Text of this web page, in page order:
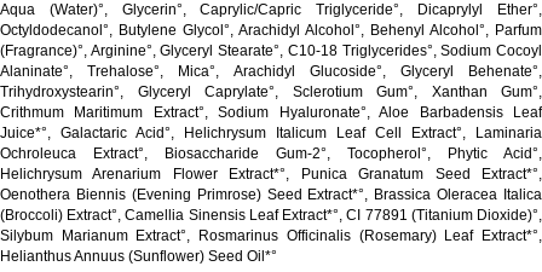
Aqua (Water)°, Glycerin°, Caprylic/Capric Triglyceride°, Dicaprylyl Ether°,
Octyldodecanol°, Butylene Glycol°, Arachidyl Alcohol°, Behenyl Alcohol°, Parfum
(Fragrance)°, Arginine°, Glyceryl Stearate°, C10-18 Triglycerides°, Sodium Cocoyl
Alaninate°, Trehalose°, Mica°, Arachidyl Glucoside°, Glyceryl Behenate°,
Trihydroxystearin°, Glyceryl Caprylate°, Sclerotium Gum°, Xanthan Gum°,
Crithmum Maritimum Extract°, Sodium Hyaluronate°, Aloe Barbadensis Leaf
Juice*°, Galactaric Acid°, Helichrysum Italicum Leaf Cell Extract°, Laminaria
Ochroleuca Extract°, Biosaccharide Gum-2°, Tocopherol°, Phytic Acid°,
Helichrysum Arenarium Flower Extract*°, Punica Granatum Seed Extract*°,
Oenothera Biennis (Evening Primrose) Seed Extract*°, Brassica Oleracea Italica
(Broccoli) Extract°, Camellia Sinensis Leaf Extract*°, CI 77891 (Titanium Dioxide)°,
Silybum Marianum Extract°, Rosmarinus Officinalis (Rosemary) Leaf Extract*°,
Helianthus Annuus (Sunflower) Seed Oil*°